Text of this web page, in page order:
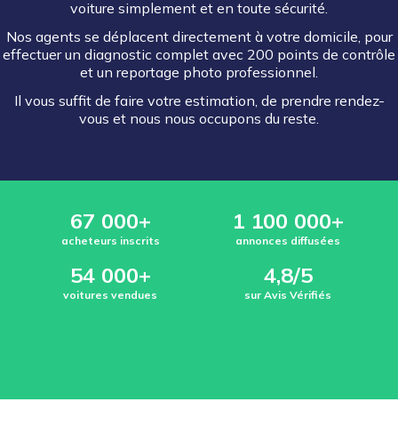
voiture simplement et en toute sécurité.
Nos agents se déplacent directement à votre domicile, pour
effectuer un diagnostic complet avec 200 points de contrôle
et un reportage photo professionnel.
Il vous suffit de faire votre estimation, de prendre rendez-
vous et nous nous occupons du reste.
67 000+
acheteurs inscrits
1 100 000+
annonces diffusées
54 000+
voitures vendues
4,8/5
sur Avis Vérifiés